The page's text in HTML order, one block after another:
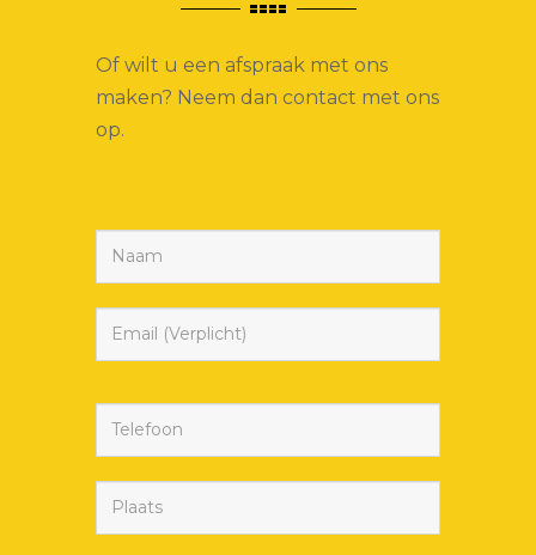
Of wilt u een afspraak met ons
maken? Neem dan contact met ons
op.